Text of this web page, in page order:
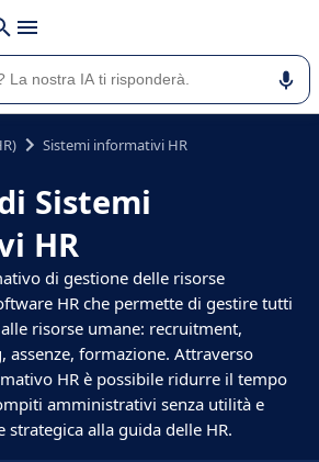
nell'utilizzo o nella scelta di un
azienda.
Sistemi informativi HR
Sistemi
HR
di gestione delle risorse
HR che permette di gestire tutti
risorse umane: recruitment,
assenze, formazione. Attraverso
HR è possibile ridurre il tempo
amministrativi senza utilità e
strategica alla guida delle HR.